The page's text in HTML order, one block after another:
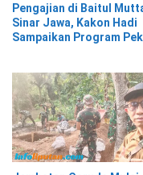
Pengajian di Baitul
Sinar Jawa, Kakon Hadi
Sampaikan Program